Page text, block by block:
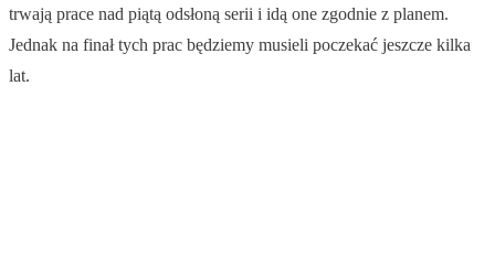
trwają prace nad piątą odsłoną serii i idą one zgodnie z planem.
Jednak na finał tych prac będziemy musieli poczekać jeszcze kilka
lat.